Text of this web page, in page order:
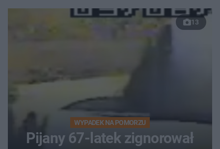
13
WYPADEK NA POMORZU
Pijany 67-latek zignorował